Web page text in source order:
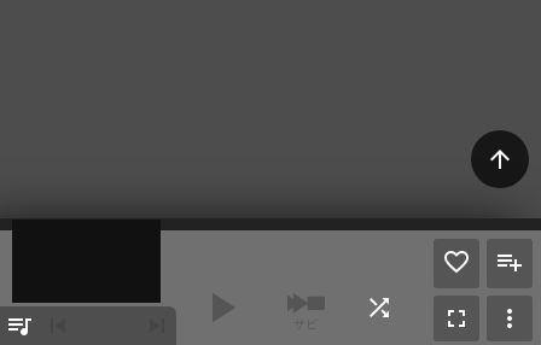
arrow_upward
queue_music play_arrow サビ
shuffle fullscreen more_vert